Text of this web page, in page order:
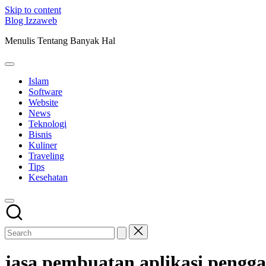
Skip to content
Blog Izzaweb
Menulis Tentang Banyak Hal
Islam
Software
Website
News
Teknologi
Bisnis
Kuliner
Traveling
Tips
Kesehatan